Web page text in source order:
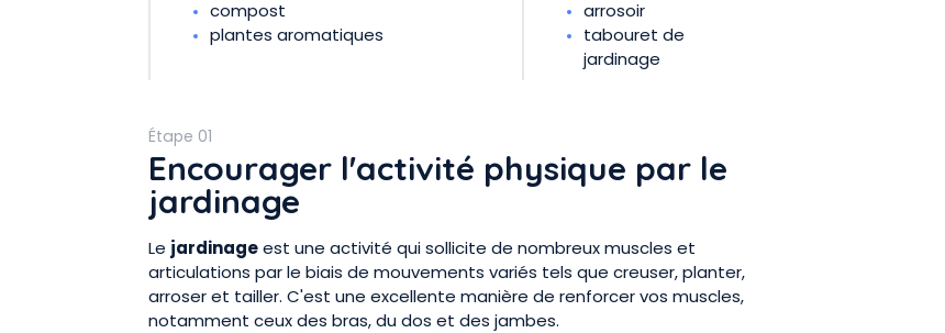
compost
plantes aromatiques
arrosoir
tabouret de
jardinage
Étape 01
Encourager l'activité physique par le
jardinage
Le jardinageest une activité qui sollicite de nombreux muscles et
articulations par le biais de mouvements variés tels que creuser, planter,
arroser et tailler. C'est une excellente manière de renforcer vos muscles,
notamment ceux des bras, du dos et des jambes.